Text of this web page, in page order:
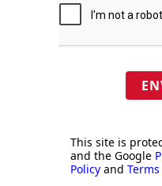
This site is
and the Google
Policy and